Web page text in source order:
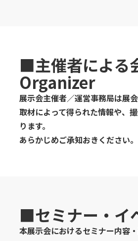
■主催者による
Organizer
展示会主催者／運営事務局は展
取材によって得られた情報や、
ります。
あらかじめご承知おきください。
■セミナー・イ
本展示会におけるセミナー内容